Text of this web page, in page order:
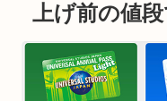
上げ前の値